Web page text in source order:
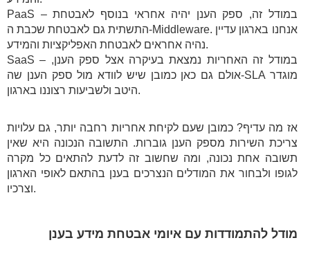
PaaS – במודל זה, ספק הענן יהיה אחראי בנוסף לאבטחת
התשתית גם לאבטחת שכבת ה-Middleware. אנחנו בארגון עדיין
נהיה אחראים לאבטחת האפליקציות והמידע.
SaaS – במודל זה האחריות נמצאת בעיקרה אצל ספק הענן,
אולם גם כאן כמובן שיש לוודא מול ספק הענן שה-SLA מוגדר
היטב ולשביעות רצוננו בארגון.
אז מה עדיף? כמובן שעם לקיחת אחריות רחבה יותר, גם עלויות
צריכת השירות מספק הענן גוברות. התשובה הנכונה היא שאין
תשובה אחת נכונה, ומה שחשוב זה לדעת להתאים כל מקרה
לגופו ולבחור את המודלים הנצרכים בענן בהתאם לאופי הארגון
וצרכיו.
מודל להתמודדות עם איומי אבטחת מידע בענן